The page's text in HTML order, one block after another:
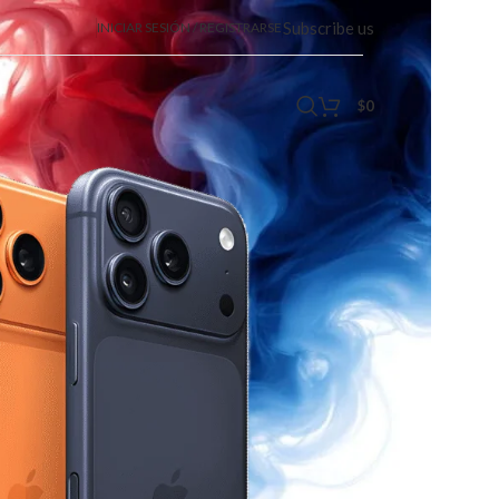
INICIAR SESIÓN / REGISTRARSE Subscribe us
$0
tu casa inteligente con